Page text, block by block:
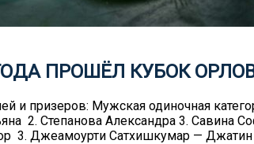
ПРОШЁЛ КУБОК
и призеров: Мужская одиночная
2. Степанова Александра 3.
3. Джеамоурти Сатхишкумар — Джатин